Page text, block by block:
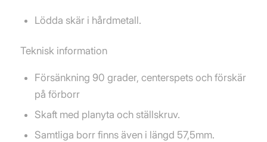
Lödda skär i hårdmetall.
Teknisk information
Försänkning 90 grader, centerspets och förskär
på förborr
Skaft med planyta och ställskruv.
Samtliga borr finns även i längd 57,5mm.